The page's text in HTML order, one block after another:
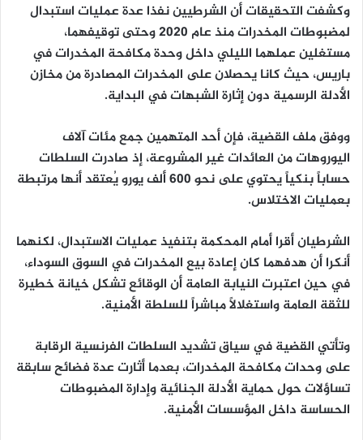
وكشفت التحقيقات أن الشرطيين نفذا عدة عمليات استبدال
لمضبوطات المخدرات منذ عام 2020 وحتى توقيفهما،
مستغلين عملهما الليلي داخل وحدة مكافحة المخدرات في
باريس، حيث كانا يحصلان على المخدرات المصادرة من مخازن
الأدلة الرسمية دون إثارة الشبهات في البداية.
ووفق ملف القضية، فإن أحد المتهمين جمع مئات آلاف
اليوروهات من العائدات غير المشروعة، إذ صادرت السلطات
حساباً بنكياً يحتوي على نحو 600 ألف يورو يُعتقد أنها مرتبطة
بعمليات الاختلاس.
الشرطيان أقرا أمام المحكمة بتنفيذ عمليات الاستبدال، لكنهما
أنكرا أن هدفهما كان إعادة بيع المخدرات في السوق السوداء،
في حين اعتبرت النيابة العامة أن الوقائع تشكل خيانة خطيرة
للثقة العامة واستغلالاً مباشراً للسلطة الأمنية.
وتأتي القضية في سياق تشديد السلطات الفرنسية الرقابة
على وحدات مكافحة المخدرات، بعدما أثارت عدة فضائح سابقة
تساؤلات حول حماية الأدلة الجنائية وإدارة المضبوطات
الحساسة داخل المؤسسات الأمنية.